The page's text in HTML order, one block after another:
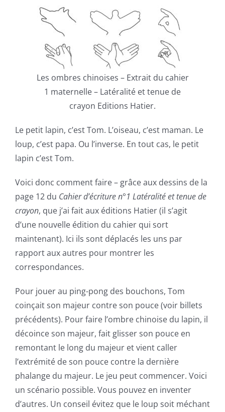
Les ombres chinoises – Extrait du cahier
1 maternelle – Latéralité et tenue de
crayon Editions Hatier.
Le petit lapin, c’est Tom. L’oiseau, c’est maman. Le
loup, c’est papa. Ou l’inverse. En tout cas, le petit
lapin c’est Tom.
Voici donc comment faire – grâce aux dessins de la
page 12 du Cahier d’écriture n°1 Latéralité et tenue de
crayon, que j’ai fait aux éditions Hatier (il s’agit
d’une nouvelle édition du cahier qui sort
maintenant). Ici ils sont déplacés les uns par
rapport aux autres pour montrer les
correspondances.
Pour jouer au ping-pong des bouchons, Tom
coinçait son majeur contre son pouce (voir billets
précédents). Pour faire l’ombre chinoise du lapin, il
décoince son majeur, fait glisser son pouce en
remontant le long du majeur et vient caller
l’extrémité de son pouce contre la dernière
phalange du majeur. Le jeu peut commencer. Voici
un scénario possible. Vous pouvez en inventer
d’autres. Un conseil évitez que le loup soit méchant